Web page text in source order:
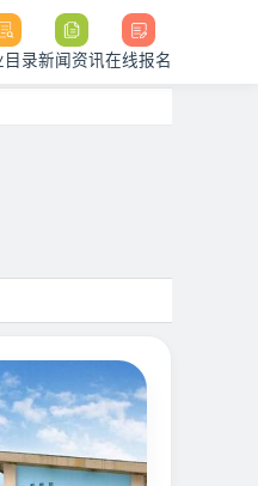
目录新闻资讯在线报名